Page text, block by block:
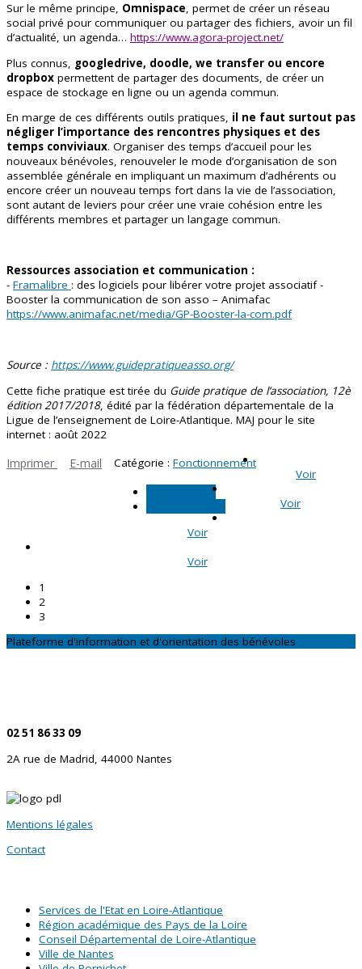
Sur le même principe, Omnispace, permet de créer un réseau
social privé pour communiquer ou partager des fichiers, avoir un fil
d’actualité, un agenda… https://www.agora-project.net/
Plus connus,
googledrive, doodle, we transfer ou encore
dropbox permettent de partager des documents, de créer un
espace de stockage en ligne ou un agenda commun.
En marge de ces différents outils pratiques, il ne faut surtout pas
négliger l’importance des rencontres physiques et des
temps conviviaux. Organiser des temps d’accueil pour les
nouveaux bénévoles, renouveler le mode d’organisation de son
assemblée générale en impliquant un maximum d’adhérents ou
encore créer un nouveau temps fort dans la vie de l’association,
sont autant de leviers pour créer une vraie cohésion entre les
différents membres et partager un langage commun.
Ressources association et communication :
- Framalibre : des logiciels pour libérer votre projet associatif -
Booster la communication de son asso – Animafac
https://www.animafac.net/media/GP-Booster-la-com.pdf
Source : https://www.guidepratiqueasso.org/
Cette fiche pratique est tirée du Guide pratique de l’association, 12è
édition 2017/2018, édité par la fédération départementale de la
Ligue de l’enseignement de Loire-Atlantique. MAJ pour le site
internet : août 2022
Imprimer E-mail Catégorie : Fonctionnement
fiche pratique
Voir
Voir
Voir
Voir
1
2
3
Plateforme d'information et d'orientation des bénévoles
02 51 86 33 09
2A rue de Madrid, 44000 Nantes
Mentions légales
Contact
Services de l'Etat en Loire-Atlantique
Région académique des Pays de la Loire
Conseil Départemental de Loire-Atlantique
Ville de Nantes